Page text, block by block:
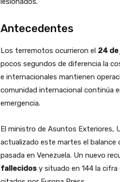
Antecedentes
Los terremotos ocurrieron el 24 de
pocos segundos de diferencia la
e internacionales mantienen
comunidad internacional continúa
emergencia.
El ministro de Asuntos Exteriores,
actualizado este martes el
pasada en Venezuela. Un nuevo
fallecidos y situado en 144 la